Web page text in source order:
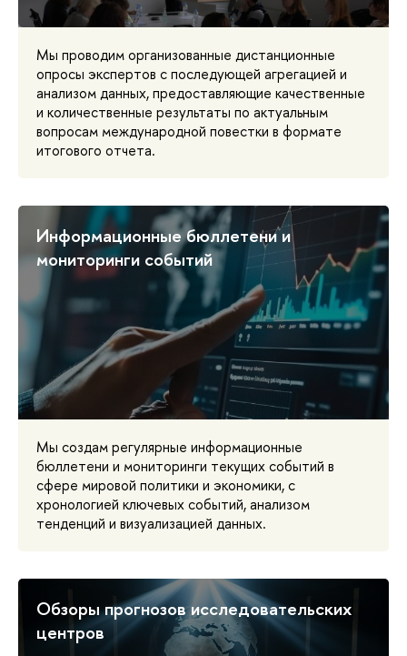
Мы проводим организованные дистанционные
опросы экспертов с последующей агрегацией и
анализом данных, предоставляющие качественные
и количественные результаты по актуальным
вопросам международной повестки в формате
итогового отчета.
Информационные бюллетени и
мониторинги событий
Мы создам регулярные информационные
бюллетени и мониторинги текущих событий в
сфере мировой политики и экономики, с
хронологией ключевых событий, анализом
тенденций и визуализацией данных.
Обзоры прогнозов исследовательских
центров